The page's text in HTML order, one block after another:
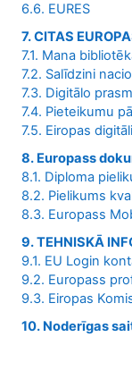
6.6. EURES
7. CITAS
7.1. Mana
7.2. Salīdzini
7.3. Digitālo
7.4. Pieteikumu
7.5. Eiropas
8. Europass
8.1. Diploma
8.2. Pielikums
8.3. Europass
9. TEHNISKĀ
9.1. EU Login
9.2. Europass
9.3. Eiropas
10. Noderīgas